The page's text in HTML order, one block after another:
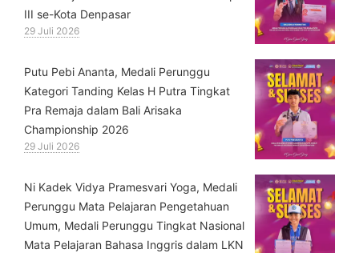
III se-Kota Denpasar
29 Juli 2026
Putu Pebi Ananta, Medali Perunggu
Kategori Tanding Kelas H Putra Tingkat
Pra Remaja dalam Bali Arisaka
Championship 2026
29 Juli 2026
⁠Ni Kadek Vidya Pramesvari Yoga, Medali
Perunggu Mata Pelajaran Pengetahuan
Umum, Medali Perunggu Tingkat Nasional
Mata Pelajaran Bahasa Inggris dalam LKN